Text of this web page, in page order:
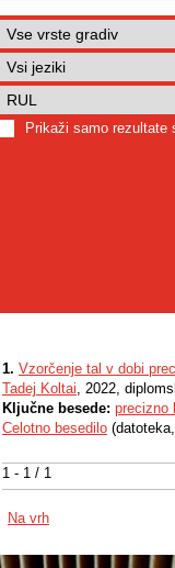
Prikaži samo rezultate
1 - 1 / 1
1. Vzorčenje tal v dobi
Tadej Koltai, 2022,
Ključne besede: precizno
Celotno besedilo
Na vrh